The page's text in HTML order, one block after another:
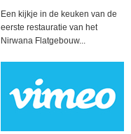
Een kijkje in de keuken van de
eerste restauratie van het
Nirwana Flatgebouw...